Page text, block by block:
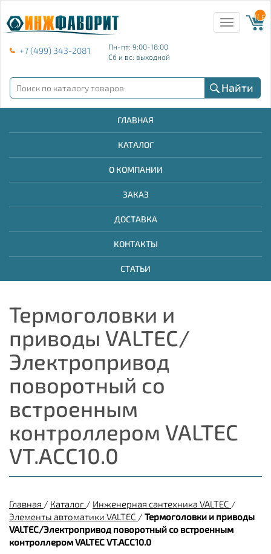
+7 (499) 343-2081
Пн-пт: 9:00-18:00
Сб и вс: выходной
Toggle
navigation
{{
Найти
ГЛАВНАЯ
КАТАЛОГ
О КОМПАНИИ
ЗАКАЗ
ДОСТАВКА
КОНТАКТЫ
СТАТЬИ
Термоголовки и
приводы VALTEC/
Электропривод
поворотный со
встроенным
контроллером VALTEC
VT.ACC10.0
Главная / Каталог / Инженерная сантехника VALTEC /
Элементы автоматики VALTEC / Термоголовки и приводы
VALTEC/Электропривод поворотный со встроенным
контроллером VALTEC VT.ACC10.0